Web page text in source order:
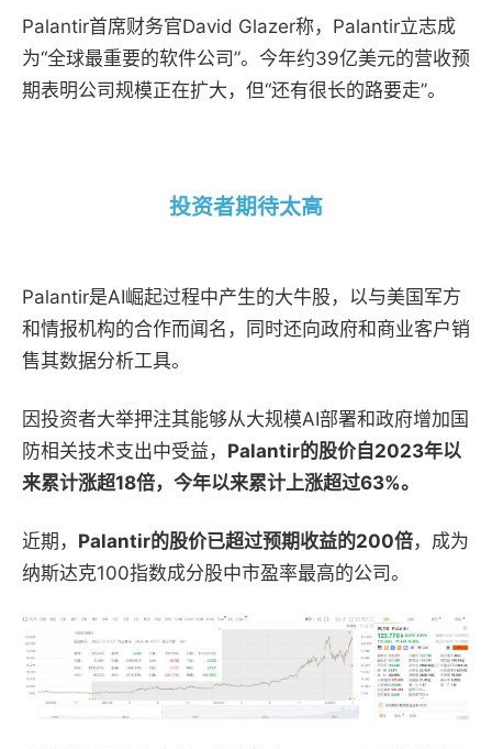
Palantir首席财务官David Glazer称，Palantir立志成
为“全球最重要的软件公司”。今年约39亿美元的营收预
期表明公司规模正在扩大，但“还有很长的路要走”。
投资者期待太高
Palantir是AI崛起过程中产生的大牛股， 以与美国军方
和情报机构的合作而闻名，同时还向政府和商业客户销
售其数据分析工具。
因投资者大举押注其能够从大规模AI部署和政府增加国
防相关技术支出中受益 ， Palantir的股价自2023年以
来累计涨超18倍，今年以来累计上涨超过63%。
近期， Palantir的股价已超过预期收益的200倍，成为
纳斯达克100指数成分股中市盈率最高的公司。